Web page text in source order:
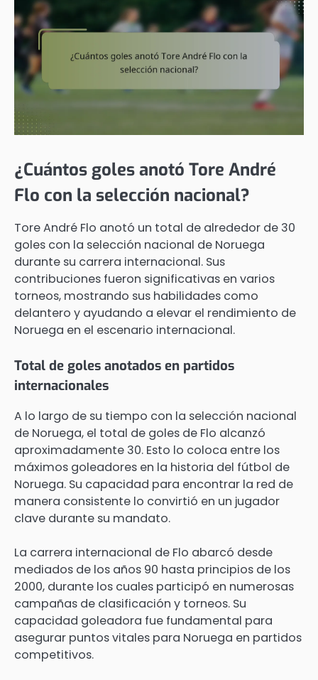
¿Cuántos goles anotó Tore André
Flo con la selección nacional?
Tore André Flo anotó un total de alrededor de 30
goles con la selección nacional de Noruega
durante su carrera internacional. Sus
contribuciones fueron significativas en varios
torneos, mostrando sus habilidades como
delantero y ayudando a elevar el rendimiento de
Noruega en el escenario internacional.
Total de goles anotados en partidos
internacionales
A lo largo de su tiempo con la selección nacional
de Noruega, el total de goles de Flo alcanzó
aproximadamente 30. Esto lo coloca entre los
máximos goleadores en la historia del fútbol de
Noruega. Su capacidad para encontrar la red de
manera consistente lo convirtió en un jugador
clave durante su mandato.
La carrera internacional de Flo abarcó desde
mediados de los años 90 hasta principios de los
2000, durante los cuales participó en numerosas
campañas de clasificación y torneos. Su
capacidad goleadora fue fundamental para
asegurar puntos vitales para Noruega en partidos
competitivos.